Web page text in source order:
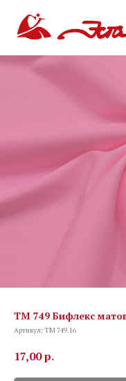
TM 749 Бифлекс
Артикул:TM 749.16
17,00р.